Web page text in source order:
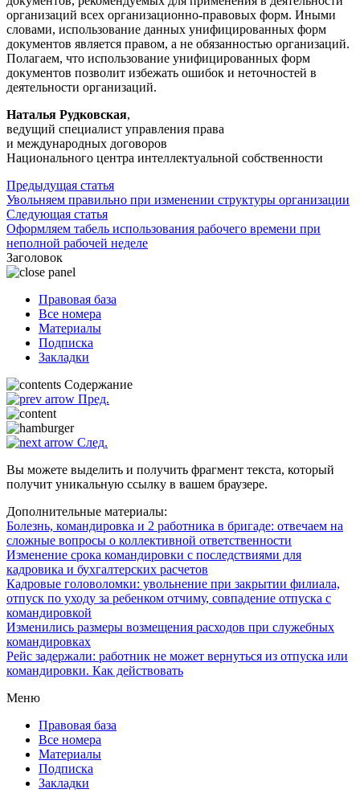
организаций всех организационно-правовых форм. Иными
словами, использование данных унифицированных форм
документов является правом, а не обязанностью организаций.
Полагаем, что использование унифицированных форм
документов позволит избежать ошибок и неточностей в
деятельности организаций.
Наталья Рудковская,
ведущий специалист управления права
и международных договоров
Национального центра интеллектуальной собственности
Предыдущая статья
Увольняем правильно при изменении структуры организации
Следующая статья
Оформляем табель использования рабочего времени при
неполной рабочей неделе
Заголовок
Правовая база
Все номера
Материалы
Подписка
Закладки
Содержание
Пред.
След.
Вы можете выделить и получить фрагмент текста, который
получит уникальную ссылку в вашем браузере.
Дополнительные материалы:
Болезнь, командировка и 2 работника в бригаде: отвечаем на
сложные вопросы о коллективной ответственности
Изменение срока командировки с последствиями для
кадровика и бухгалтерских расчетов
Кадровые головоломки: увольнение при закрытии филиала,
отпуск по уходу за ребенком отчиму, совпадение отпуска с
командировкой
Изменились размеры возмещения расходов при служебных
командировках
Рейс задержали: работник не может вернуться из отпуска или
командировки. Как действовать
Меню
Правовая база
Все номера
Материалы
Подписка
Закладки